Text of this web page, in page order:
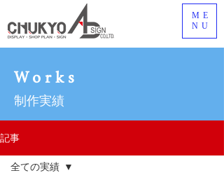
ME
NU
制作実績
Works
記事
全ての実績